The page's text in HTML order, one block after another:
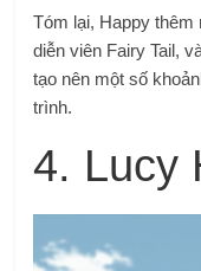
Tóm lại, Happy thêm
diễn viên Fairy Tail,
tạo nên một số
trình.
4. Lucy